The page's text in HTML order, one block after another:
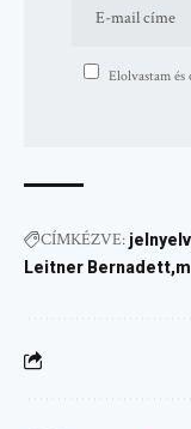
Elolvastam és
CÍMKÉZVE:
Leitner Bernadett